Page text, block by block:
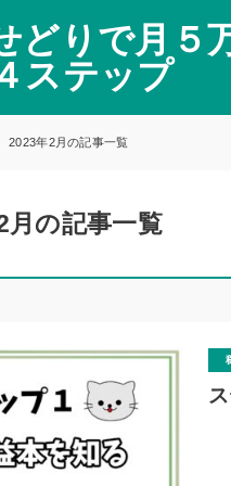
どりで月５
ステップ
2023年2月の記事一覧
月の記事一覧